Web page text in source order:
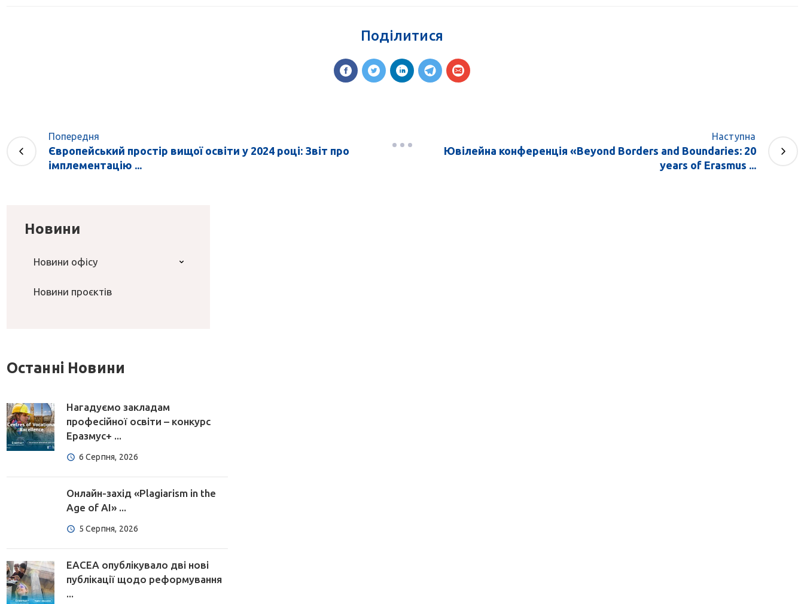
Поділитися
Попередня
Європейський простір вищої освіти у 2024 році: Звіт про
імплементацію ...
Наступна
Ювілейна конференція «Beyond Borders and Boundaries: 20
years of Erasmus ...
Новини
Новини офісу
Новини проєктів
Останні Новини
Нагадуємо закладам
професійної освіти – конкурс
Еразмус+ ...
6 Серпня, 2026
Онлайн-захід «Plagiarism in the
Age of AI» ...
5 Серпня, 2026
EACEA опублікувало дві нові
публікації щодо реформування
...